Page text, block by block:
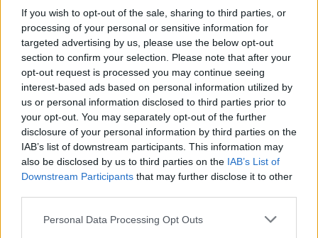
If you wish to opt-out of the sale, sharing to third parties, or
processing of your personal or sensitive information for
targeted advertising by us, please use the below opt-out
section to confirm your selection. Please note that after your
opt-out request is processed you may continue seeing
interest-based ads based on personal information utilized by
us or personal information disclosed to third parties prior to
your opt-out. You may separately opt-out of the further
disclosure of your personal information by third parties on the
IAB’s list of downstream participants. This information may
also be disclosed by us to third parties on the IAB’s List of
Downstream Participants that may further disclose it to other
Please note that this website/app uses one or more Google
Personal Data Processing Opt Outs
Τόμας Μαρκλ για Μέγκαν: Αγαπώ την κόρη μου, αλλά
δεν εκτιμώ αυτό που έχει γίνει
28.07.2020, 08:30 2